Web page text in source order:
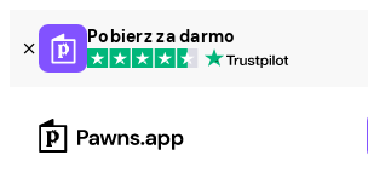
Skip
to
content
Pobierz za darmo